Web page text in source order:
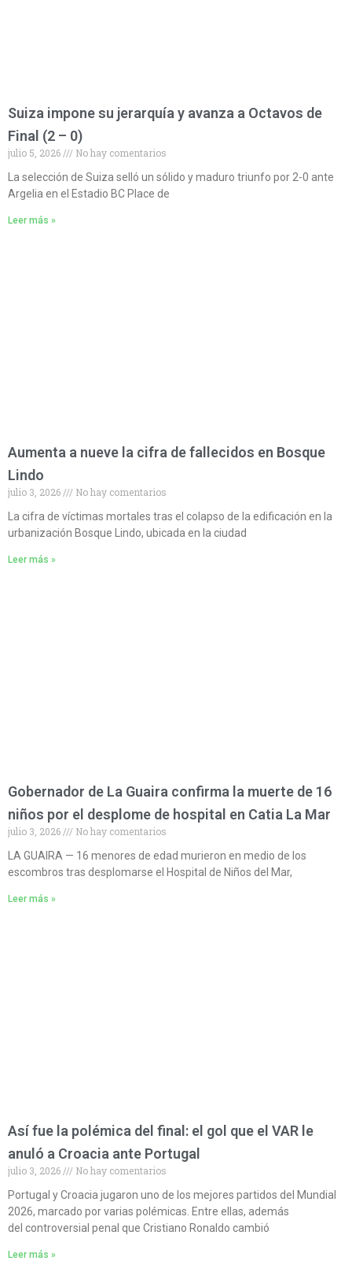
Suiza impone su jerarquía y avanza a Octavos de
Final (2 – 0)
julio 5, 2026
No hay comentarios
La selección de Suiza selló un sólido y maduro triunfo por 2-0 ante
Argelia en el Estadio BC Place de
Leer más »
Aumenta a nueve la cifra de fallecidos en Bosque
Lindo
julio 3, 2026
No hay comentarios
La cifra de víctimas mortales tras el colapso de la edificación en la
urbanización Bosque Lindo, ubicada en la ciudad
Leer más »
Gobernador de La Guaira confirma la muerte de 16
niños por el desplome de hospital en Catia La Mar
julio 3, 2026
No hay comentarios
LA GUAIRA — 16 menores de edad murieron en medio de los
escombros tras desplomarse el Hospital de Niños del Mar,
Leer más »
Así fue la polémica del final: el gol que el VAR le
anuló a Croacia ante Portugal
julio 3, 2026
No hay comentarios
Portugal y Croacia jugaron uno de los mejores partidos del Mundial
2026, marcado por varias polémicas. Entre ellas, además
del controversial penal que Cristiano Ronaldo cambió
Leer más »